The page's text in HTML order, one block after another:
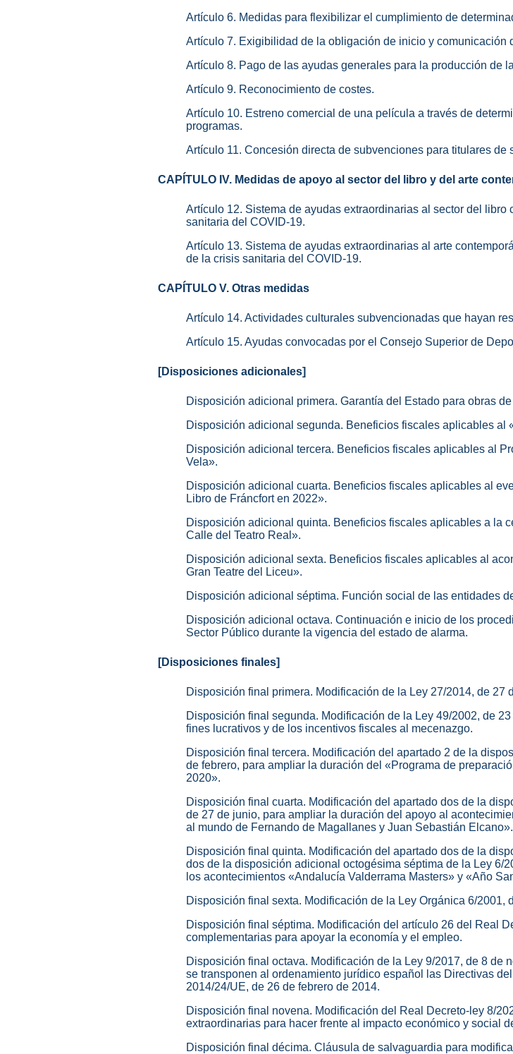
Artículo 6. Medidas para flexibilizar el cumplimiento de
Artículo 7. Exigibilidad de la obligación de inicio y comunicación
Artículo 8. Pago de las ayudas generales para la producción de
Artículo 9. Reconocimiento de costes.
Artículo 10. Estreno comercial de una película a través de
programas.
Artículo 11. Concesión directa de subvenciones para titulares
CAPÍTULO IV. Medidas de apoyo al sector del libro y del arte
Artículo 12. Sistema de ayudas extraordinarias al sector del
sanitaria del COVID-19.
Artículo 13. Sistema de ayudas extraordinarias al arte
de la crisis sanitaria del COVID-19.
CAPÍTULO V. Otras medidas
Artículo 14. Actividades culturales subvencionadas que hayan
Artículo 15. Ayudas convocadas por el Consejo Superior de
[Disposiciones adicionales]
Disposición adicional primera. Garantía del Estado para obras
Disposición adicional segunda. Beneficios fiscales aplicables al
Disposición adicional tercera. Beneficios fiscales aplicables al
Vela».
Disposición adicional cuarta. Beneficios fiscales aplicables al
Libro de Fráncfort en 2022».
Disposición adicional quinta. Beneficios fiscales aplicables a la
Calle del Teatro Real».
Disposición adicional sexta. Beneficios fiscales aplicables al
Gran Teatre del Liceu».
Disposición adicional séptima. Función social de las entidades
Disposición adicional octava. Continuación e inicio de los
Sector Público durante la vigencia del estado de alarma.
[Disposiciones finales]
Disposición final primera. Modificación de la Ley 27/2014, de 27
Disposición final segunda. Modificación de la Ley 49/2002, de
fines lucrativos y de los incentivos fiscales al mecenazgo.
Disposición final tercera. Modificación del apartado 2 de la
de febrero, para ampliar la duración del «Programa de
2020».
Disposición final cuarta. Modificación del apartado dos de la
de 27 de junio, para ampliar la duración del apoyo al
al mundo de Fernando de Magallanes y Juan Sebastián Elcano».
Disposición final quinta. Modificación del apartado dos de la
dos de la disposición adicional octogésima séptima de la Ley 6/
los acontecimientos «Andalucía Valderrama Masters» y «Año
Disposición final sexta. Modificación de la Ley Orgánica 6/2001,
Disposición final séptima. Modificación del artículo 26 del Real
complementarias para apoyar la economía y el empleo.
Disposición final octava. Modificación de la Ley 9/2017, de 8 de
se transponen al ordenamiento jurídico español las Directivas
2014/24/UE, de 26 de febrero de 2014.
Disposición final novena. Modificación del Real Decreto-ley 8/
extraordinarias para hacer frente al impacto económico y social
Disposición final décima. Cláusula de salvaguardia para